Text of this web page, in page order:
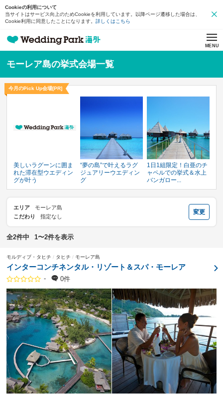
Cookieの利用について
当サイトはサービス向上のためCookieを利用しています。以降ページ遷移した場合は、
Cookie利用に同意したことになります。 詳しくはこちら
MENU
モーレア島の挙式会場一覧
今月のPick Up会場[PR]
美しいラグーンに囲ま
れた滞在型ウエディン
グが叶う
“夢の島”で叶えるラグ
ジュアリーウエディン
グ
1日1組限定！白亜のチ
ャペルでの挙式＆水上
バンガロー...
エリア
モーレア島
こだわり
指定なし
変更
全2件中 1〜2件を表示
モルディブ・タヒチ タヒチ モーレア島
インターコンチネンタル・リゾート＆スパ・モーレア
- 0件